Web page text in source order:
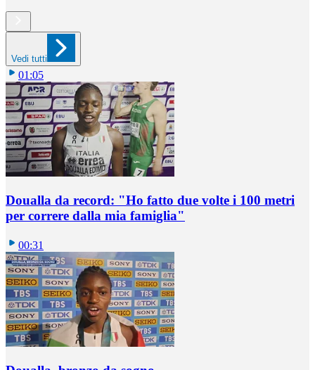
Vedi tutti
01:05
Doualla da record: "Ho fatto due volte i 100 metri
per correre dalla mia famiglia"
00:31